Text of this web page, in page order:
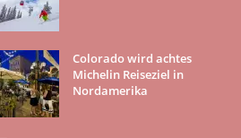
Colorado wird achtes
Michelin Reiseziel in
Nordamerika